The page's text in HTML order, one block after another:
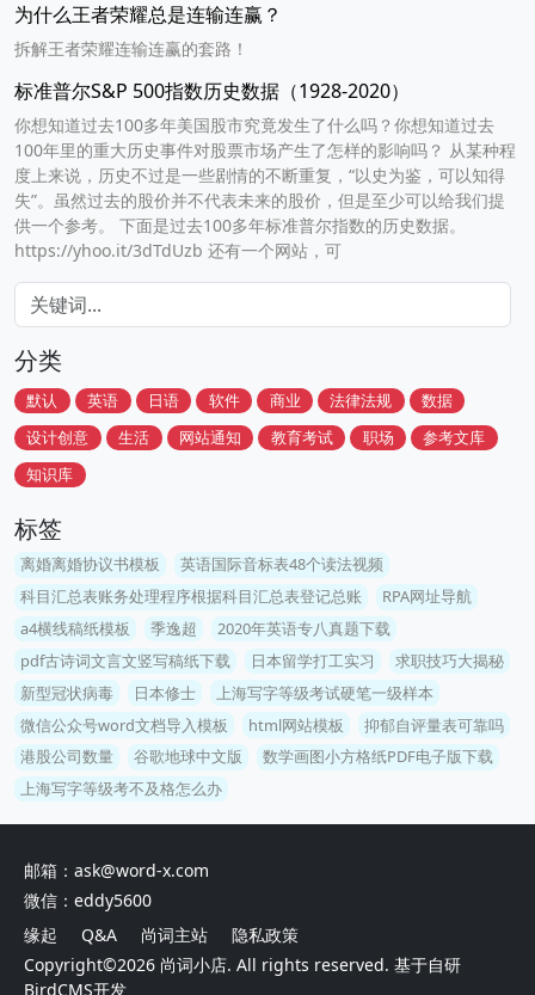
为什么王者荣耀总是连输连赢？
拆解王者荣耀连输连赢的套路！
标准普尔S&P 500指数历史数据（1928-2020）
你想知道过去100多年美国股市究竟发生了什么吗？你想知道过去
100年里的重大历史事件对股票市场产生了怎样的影响吗？ 从某种程
度上来说，历史不过是一些剧情的不断重复，“以史为鉴，可以知得
失”。虽然过去的股价并不代表未来的股价，但是至少可以给我们提
供一个参考。 下面是过去100多年标准普尔指数的历史数据。
https://yhoo.it/3dTdUzb 还有一个网站，可
分类
默认 英语 日语 软件 商业 法律法规
数据
设计创意
生活 网站通知 教育考试 职场
参考文库
知识库
标签
离婚离婚协议书模板
英语国际音标表48个读法视频
科目汇总表账务处理程序根据科目汇总表登记总账
RPA网址导航
a4横线稿纸模板
季逸超
2020年英语专八真题下载
pdf古诗词文言文竖写稿纸下载
日本留学打工实习
求职技巧大揭秘
新型冠状病毒
日本修士
上海写字等级考试硬笔一级样本
微信公众号word文档导入模板
html网站模板
抑郁自评量表可靠吗
港股公司数量
谷歌地球中文版
数学画图小方格纸PDF电子版下载
上海写字等级考不及格怎么办
邮箱：ask@word-x.com
微信：eddy5600
缘起
Q&A 尚词主站
隐私政策
Copyright©2026 尚词小店. All rights reserved. 基于自研
BirdCMS开发